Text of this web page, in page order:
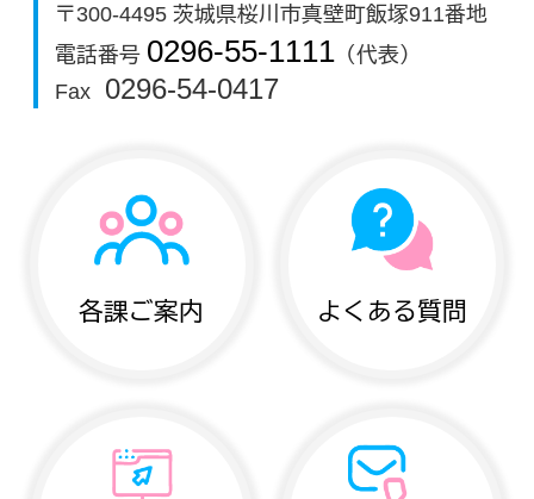
〒300-4495 茨城県桜川市真壁町飯塚911番地
電話番号 0296-55-1111 （代表）
Fax
0296-54-0417
各課ご案内 よくある質問